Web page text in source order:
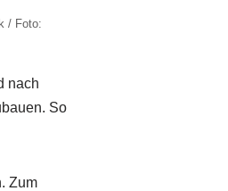
/ Foto:
nach
So
Zum